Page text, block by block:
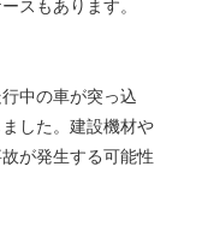
スもあります。
中の車が突っ込
した。建設機材や
が発生する可能性